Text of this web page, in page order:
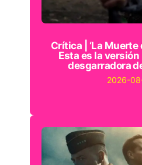
Crítica | ‘La Muerte
Esta es la
desgarradora
2026-